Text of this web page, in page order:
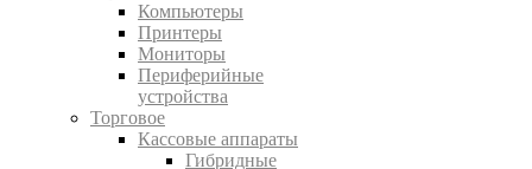
Компьютеры
Принтеры
Мониторы
Периферийные
устройства
Торговое
Кассовые аппараты
Гибридные